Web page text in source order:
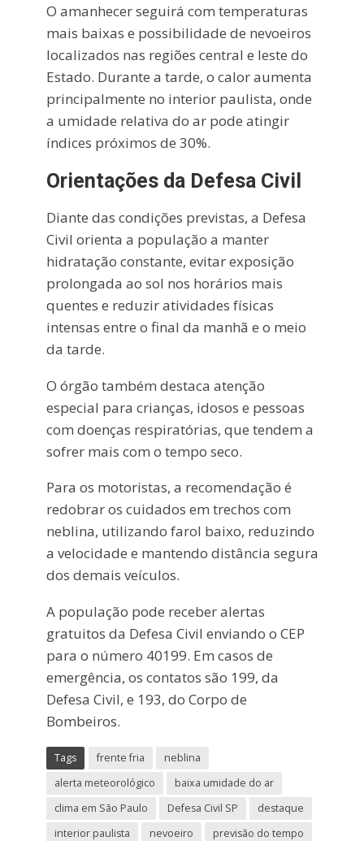
O amanhecer seguirá com temperaturas
mais baixas e possibilidade de nevoeiros
localizados nas regiões central e leste do
Estado. Durante a tarde, o calor aumenta
principalmente no interior paulista, onde
a umidade relativa do ar pode atingir
índices próximos de 30%.
Orientações da Defesa Civil
Diante das condições previstas, a Defesa
Civil orienta a população a manter
hidratação constante, evitar exposição
prolongada ao sol nos horários mais
quentes e reduzir atividades físicas
intensas entre o final da manhã e o meio
da tarde.
O órgão também destaca atenção
especial para crianças, idosos e pessoas
com doenças respiratórias, que tendem a
sofrer mais com o tempo seco.
Para os motoristas, a recomendação é
redobrar os cuidados em trechos com
neblina, utilizando farol baixo, reduzindo
a velocidade e mantendo distância segura
dos demais veículos.
A população pode receber alertas
gratuitos da Defesa Civil enviando o CEP
para o número 40199. Em casos de
emergência, os contatos são 199, da
Defesa Civil, e 193, do Corpo de
Bombeiros.
Tags frente fria
neblina
alerta meteorológico
baixa umidade do ar
clima em São Paulo
Defesa Civil SP
destaque
interior paulista
nevoeiro previsão do tempo